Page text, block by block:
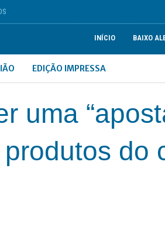
INÍCIO BAIXO
EDIÇÃO IMPRESSA
uma
do